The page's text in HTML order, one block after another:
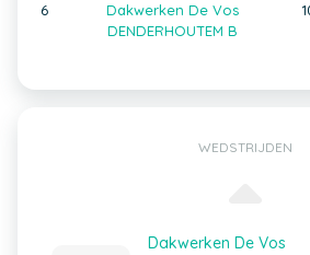
6
Dakwerken De Vos
DENDERHOUTEM B
WEDSTRIJDEN
Dakwerken De Vos